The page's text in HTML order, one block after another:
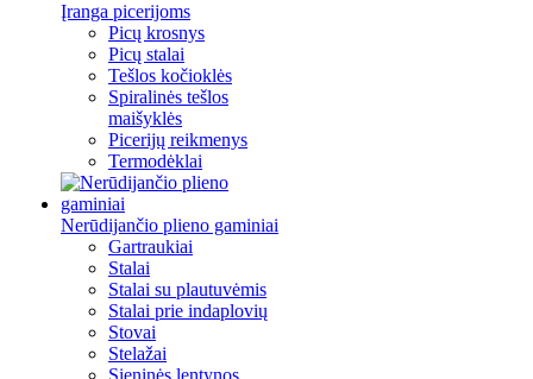
Įranga picerijoms
Picų krosnys
Picų stalai
Tešlos kočioklės
Spiralinės tešlos
maišyklės
Picerijų reikmenys
Termodėklai
Nerūdijančio plieno gaminiai
Gartraukiai
Stalai
Stalai su plautuvėmis
Stalai prie indaplovių
Stovai
Stelažai
Sieninės lentynos